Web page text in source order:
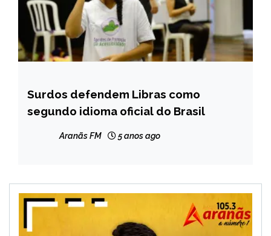
BRASIL
NOTÍCIAS
Surdos defendem Libras como
segundo idioma oficial do Brasil
Aranãs FM 5 anos ago